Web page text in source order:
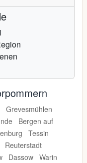
Grevesmühlen
Bergen auf
Tessin
Reuterstadt
Dassow Warin